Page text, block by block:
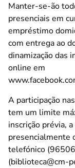
Manter-se-ão
presenciais em
empréstimo
com entrega ao
dinamização das
online em
A participação
tem um limite
inscrição prévia,
presencialmente
telefónico
(biblioteca@cm-